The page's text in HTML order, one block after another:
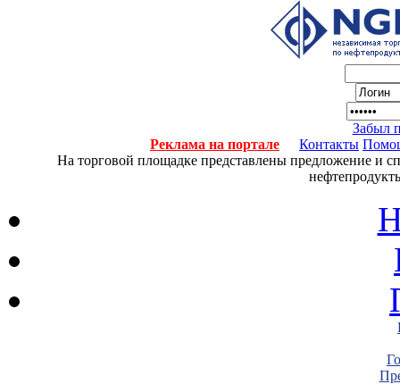
Забыл
Реклама на портале
Контакты
На торговой площадке представлены предложение и